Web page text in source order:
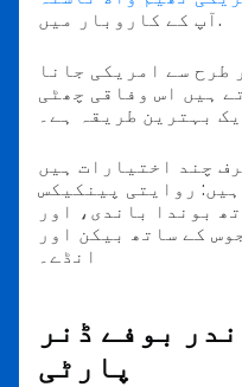
آپ کے کاروبار میں.
طرح سے امریکی جانا
ہیں اس وفاقی چھٹی
بہترین طریقہ ہے۔
چند اختیارات ہیں
روایتی پینکیکس
بوندا باندی، اور
کے ساتھ بیکن اور
بوفے ڈنر
پارٹی